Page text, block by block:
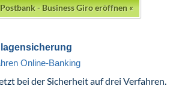
- Business Giro eröffnen «
Online-Banking
bei der Sicherheit auf drei Verfahren.